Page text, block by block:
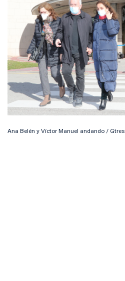
Ana Belén y Víctor Manuel andando / Gtres